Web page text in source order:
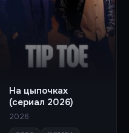
На цыпочках
(сериал 2026)
2026